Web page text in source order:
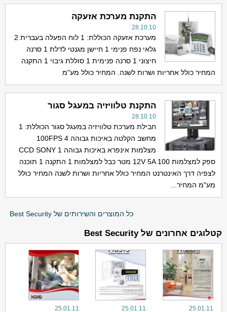
התקנת מערכת אזעקה
28.10.10
מערכת אזעקה הכוללת: 1 לוח הפעלה בעברית 2
גלאי נפח פנימי 1 חיישן מגנטי לדלת 1 סרנה
חיצוני 1 סרנה פנימית 1 סוללת גיבוי 1 התקנה
המחיר כולל אחריות ושרות לשנה. המחיר כולל מע"מ
התקנת טלוויזיה במעגל סגור
28.10.10
חבילת מערכת טלוויזיה במעגל סגור הכוללת: 1
מחשב הקלטה באיכות גבוהה 100FPS 4
מצלמות אינפרא באיכות גבוהה CCD SONY 1
ספק למצלמות 12V 5A 100 מטר כבל למצלמות 1 התקנה 1 תוכנה
לצפיה דרך האינטרנט המחיר כולל אחריות ושרות לשנה המחיר כולל
מע"מ המחיר...
כל המוצרים והשירותים של Best Security
קטלוגים אחרונים של Best Security
25.01.11
25.01.11
25.01.11